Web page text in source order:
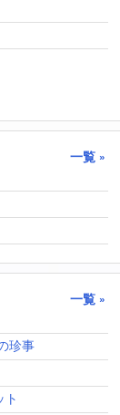
一覧
一覧
珍事
ト